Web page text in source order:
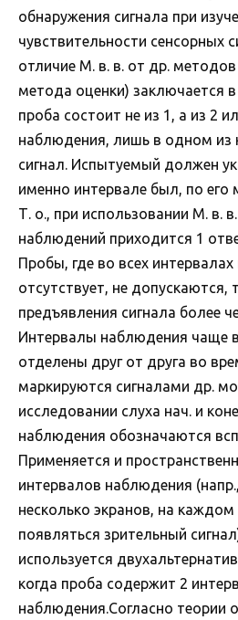
обнаружения сигнала при
чувствительности сенсорных
отличие М. в. в. от др.
метода оценки) заключается
проба состоит не из 1, а из 2
наблюдения, лишь в одном из
сигнал. Испытуемый должен
именно интервале был, по его
Т. о., при использовании М. в.
наблюдений приходится 1
Пробы, где во всех
отсутствует, не допускаются,
предъявления сигнала более
Интервалы наблюдения чаще
отделены друг от друга во
маркируются сигналами др.
исследовании слуха нач. и
наблюдения обозначаются
Применяется и
интервалов наблюдения
несколько экранов, на
появляться зрительный
используется
когда проба содержит 2
наблюдения.Согласно теории